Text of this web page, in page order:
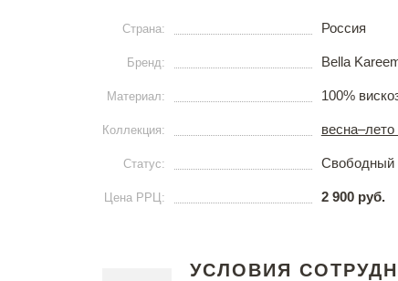
Страна: Россия
Бренд: Bella
Материал: 100%
Коллекция: весна–лето
Статус: Свободный
Цена РРЦ: 2 900 руб.
УСЛОВИЯ